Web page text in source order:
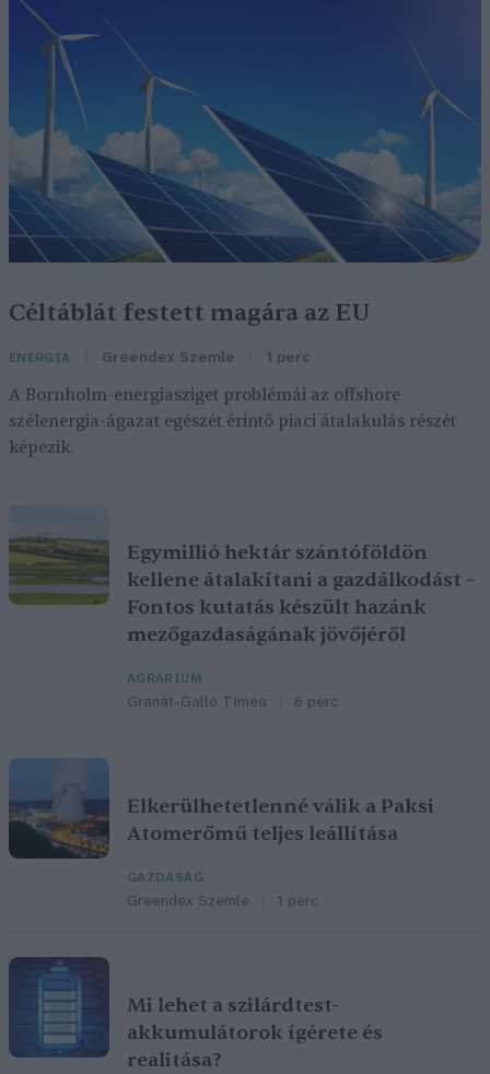
Céltáblát festett magára az EU
ENERGIA Greendex Szemle 1 perc
A Bornholm-energiasziget problémái az offshore
szélenergia-ágazat egészét érintő piaci átalakulás részét
képezik.
Egymillió hektár szántóföldön
kellene átalakítani a gazdálkodást –
Fontos kutatás készült hazánk
mezőgazdaságának jövőjéről
AGRÁRIUM
Granát-Galló Tímea 6 perc
Elkerülhetetlenné válik a Paksi
Atomerőmű teljes leállítása
GAZDASÁG
Greendex Szemle 1 perc
Mi lehet a szilárdtest-
akkumulátorok ígérete és
realitása?